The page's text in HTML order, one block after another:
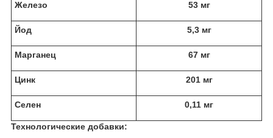
Железо 53 мг
Йод 5,3 мг
Марганец 67 мг
Цинк 201 мг
Ceлeн 0,11 мг
Технологические добавки: